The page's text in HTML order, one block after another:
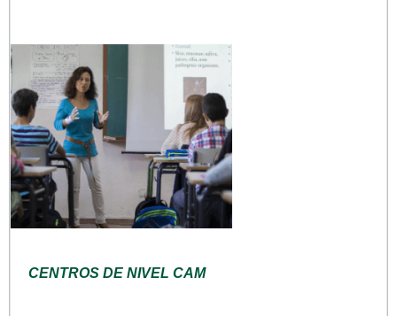
CENTROS DE NIVEL CAM